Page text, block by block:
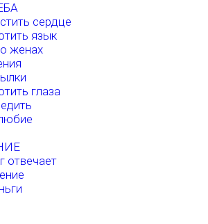
сердце
язык
женах
глаза
отвечает